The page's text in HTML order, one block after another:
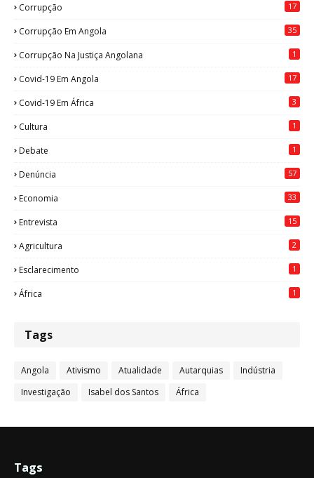
Corrupção 17
Corrupção Em Angola 35
Corrupção Na Justiça Angolana 1
Covid-19 Em Angola 17
Covid-19 Em África 3
Cultura 1
Debate 1
Denúncia 57
Economia 33
Entrevista 15
Agricultura 2
Esclarecimento 1
África 1
Tags
Angola Ativismo Atualidade Autarquias
Indústria
Investigação
Isabel dos Santos África
Tags